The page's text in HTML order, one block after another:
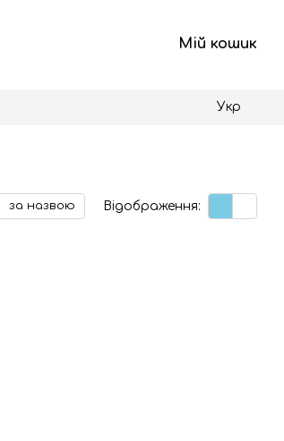
Мій кошик
Укр
за назвою Відображення: